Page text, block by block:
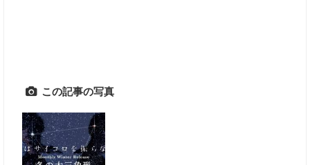
この記事の写真